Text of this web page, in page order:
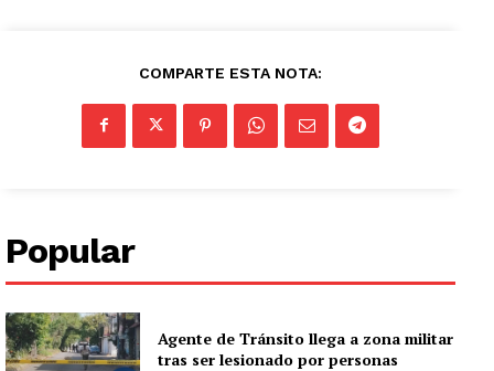
COMPARTE ESTA NOTA:
Popular
Agente de Tránsito llega a zona militar
tras ser lesionado por personas